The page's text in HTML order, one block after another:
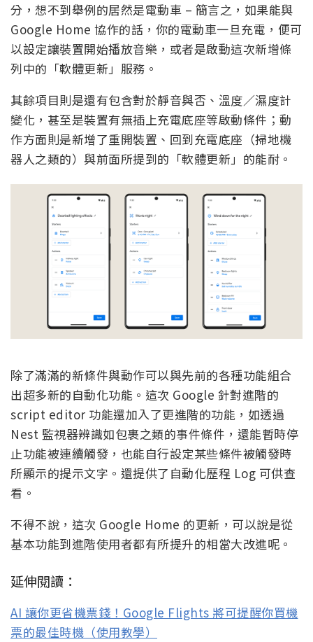
分，想不到舉例的居然是電動車 – 簡言之，如果能與
Google Home 協作的話，你的電動車一旦充電，便可
以設定讓裝置開始播放音樂，或者是啟動這次新增條
列中的「軟體更新」服務。
其餘項目則是還有包含對於靜音與否、溫度／濕度計
變化，甚至是裝置有無插上充電底座等啟動條件；動
作方面則是新增了重開裝置、回到充電底座（掃地機
器人之類的）與前面所提到的「軟體更新」的能耐。
除了滿滿的新條件與動作可以與先前的各種功能組合
出超多新的自動化功能。這次 Google 針對進階的
script editor 功能還加入了更進階的功能，如透過
Nest 監視器辨識如包裹之類的事件條件，還能暫時停
止功能被連續觸發，也能自行設定某些條件被觸發時
所顯示的提示文字。還提供了自動化歷程 Log 可供查
看。
不得不說，這次 Google Home 的更新，可以說是從
基本功能到進階使用者都有所提升的相當大改進呢。
延伸閱讀：
AI 讓你更省機票錢！Google Flights 將可提醒你買機
票的最佳時機（使用教學）